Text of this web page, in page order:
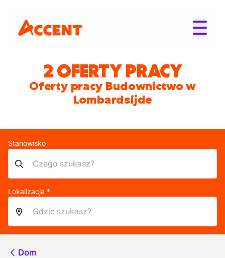
2 OFERTY PRACY
Oferty pracy Budownictwo w
Lombardsijde
Stanowisko
Lokalizacja *
Dom